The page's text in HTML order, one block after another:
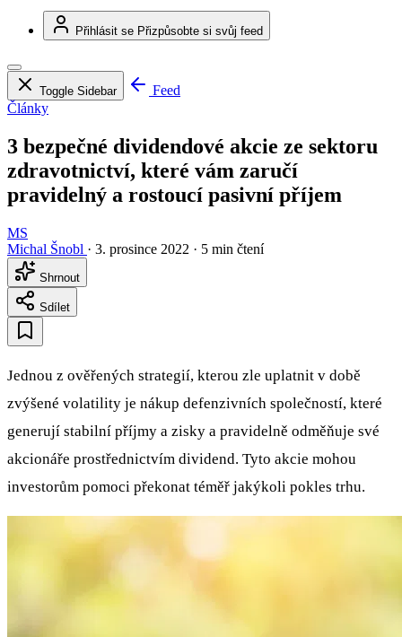
Přihlásit se Přizpůsobte si svůj feed
Toggle Sidebar
Feed
Články
3 bezpečné dividendové akcie ze sektoru
zdravotnictví, které vám zaručí
pravidelný a rostoucí pasivní příjem
MS
Michal Šnobl · 3. prosince 2022 · 5 min čtení
Shrnout
Sdílet
Jednou z ověřených strategií, kterou zle uplatnit v době
zvýšené volatility je nákup defenzivních společností, které
generují stabilní příjmy a zisky a pravidelně odměňuje své
akcionáře prostřednictvím dividend. Tyto akcie mohou
investorům pomoci překonat téměř jakýkoli pokles trhu.